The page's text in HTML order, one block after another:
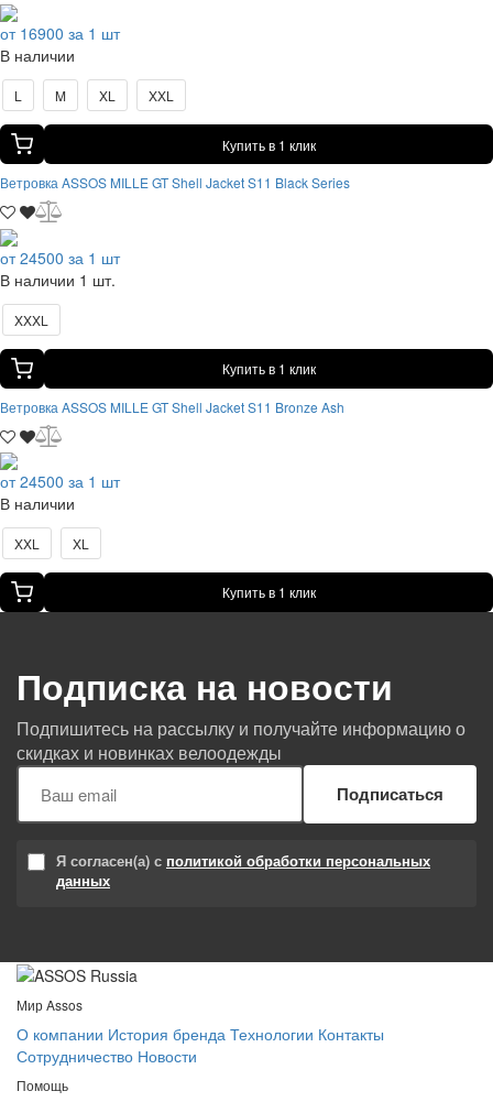
от 16900 за 1 шт
В наличии
L M XL XXL
Купить в 1 клик
Ветровка ASSOS MILLE GT Shell Jacket S11 Black Series
от 24500 за 1 шт
В наличии 1 шт.
XXXL
Купить в 1 клик
Ветровка ASSOS MILLE GT Shell Jacket S11 Bronze Ash
от 24500 за 1 шт
В наличии
XXL XL
Купить в 1 клик
Подписка на новости
Подпишитесь на рассылку и получайте информацию о
скидках и новинках велоодежды
Подписаться
Я согласен(а) с политикой обработки персональных
данных
Мир Assos
О компании История бренда Технологии Контакты
Сотрудничество Новости
Помощь